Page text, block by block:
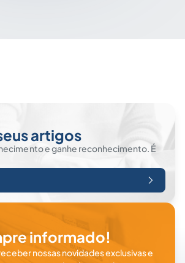
artigos
e ganhe reconhecimento. É
informado!
nossas novidades exclusivas e